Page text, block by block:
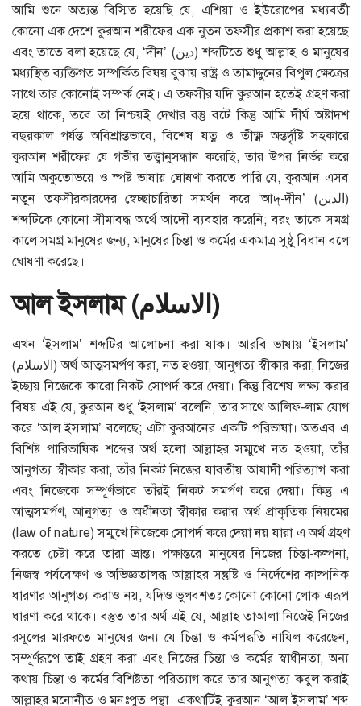
আমি শুনে অত্যন্ত বিস্মিত হয়েছি যে, এশিয়া ও ইউরোপের মধ্যবর্তী
কোনো এক দেশে কুরআন শরীফের এক নুতন তফসীর প্রকাশ করা হয়েছে
এবং তাতে বলা হয়েছে যে, ‘দীন’ (دين) শব্দটিতে শুধু আল্লাহ ও মানুষের
মধ্যস্থিত ব্যক্তিগত সম্পর্কিত বিষয় বুঝায় রাষ্ট্র ও তামাদ্দুনের বিপুল ক্ষেত্রের
সাথে তার কোনোই সম্পর্ক নেই। এ তফসীর যদি কুরআন হতেই গ্রহণ করা
হয়ে থাকে, তবে তা নিশ্চয়ই দেখার বস্তু বটে কিন্তু আমি দীর্ঘ অষ্টাদশ
বছরকাল পর্যন্ত অবিশ্রান্তভাবে, বিশেষ যত্ন ও তীক্ষ্ণ অন্তর্দৃষ্টি সহকারে
কুরআন শরীফের যে গভীর তত্ত্বানুসন্ধান করেছি, তার উপর নির্ভর করে
আমি অকুতোভয়ে ও স্পষ্ট ভাষায় ঘোষণা করতে পারি যে, কুরআন এসব
নতুন তফসীরকারদের স্বেচ্ছাচারিতা সমর্থন করে ‘আদ্‌-দীন’ (الدين)
শব্দটিকে কোনো সীমাবদ্ধ অর্থে আদৌ ব্যবহার করেনি; বরং তাকে সমগ্র
কালে সমগ্র মানুষের জন্য, মানুষের চিন্তা ও কর্মের একমাত্র সুষ্ঠু বিধান বলে
ঘোষণা করেছে।
আল ইসলাম (الاسلام)
এখন ‘ইসলাম’ শব্দটির আলোচনা করা যাক। আরবি ভাষায় ‘ইসলাম’
(الاسلام) অর্থ আত্মসমর্পণ করা, নত হওয়া, আনুগত্য স্বীকার করা, নিজের
ইচ্ছায় নিজেকে কারো নিকট সোপর্দ করে দেয়া। কিন্তু বিশেষ লক্ষ্য করার
বিষয় এই যে, কুরআন শুধু ‘ইসলাম’ বলেনি, তার সাথে আলিফ-লাম যোগ
করে ‘আল ইসলাম’ বলেছে; এটা কুরআনের একটি পরিভাষা। অতএব এ
বিশিষ্ট পারিভাষিক শব্দের অর্থ হলো আল্লাহর সম্মুখে নত হওয়া, তাঁর
আনুগত্য স্বীকার করা, তাঁর নিকট নিজের যাবতীয় আযাদী পরিত্যাগ করা
এবং নিজেকে সম্পূর্ণভাবে তাঁরই নিকট সমর্পণ করে দেয়া। কিন্তু এ
আত্মসমর্পণ, আনুগত্য ও অধীনতা স্বীকার করার অর্থ প্রাকৃতিক নিয়মের
(law of nature) সম্মুখে নিজেকে সোপর্দ করে দেয়া নয় যারা এ অর্থ গ্রহণ
করতে চেষ্টা করে তারা ভ্রান্ত। পক্ষান্তরে মানুষের নিজের চিন্তা-কল্পনা,
নিজস্ব পর্যবেক্ষণ ও অভিজ্ঞতালব্ধ আল্লাহর সন্তুষ্টি ও নির্দেশের কাল্পনিক
ধারণার আনুগত্য করাও নয়, যদিও ভুলবশতঃ কোনো কোনো লোক এরূপ
ধারণা করে থাকে। বস্তুত তার অর্থ এই যে, আল্লাহ তাআলা নিজেই নিজের
রসূলের মারফতে মানুষের জন্য যে চিন্তা ও কর্মপদ্ধতি নাযিল করেছেন,
সম্পূর্ণরূপে তাই গ্রহণ করা এবং নিজের চিন্তা ও কর্মের স্বাধীনতা, অন্য
কথায় চিন্তা ও কর্মের বিশিষ্টতা পরিত্যাগ করে তার আনুগত্য কবুল করাই
আল্লাহর মনোনীত ও মনঃপুত পন্থা। একথাটিই কুরআন ‘আল ইসলাম’ শব্দ